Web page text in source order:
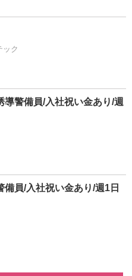
ック
導警備員/入社祝い金あり/週
備員/入社祝い金あり/週1日